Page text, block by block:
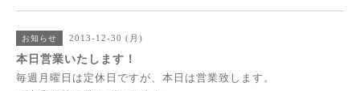
お知らせ 2013-12-30 (月)
本日営業いたします！
毎週月曜日は定休日ですが、本日は営業致します。